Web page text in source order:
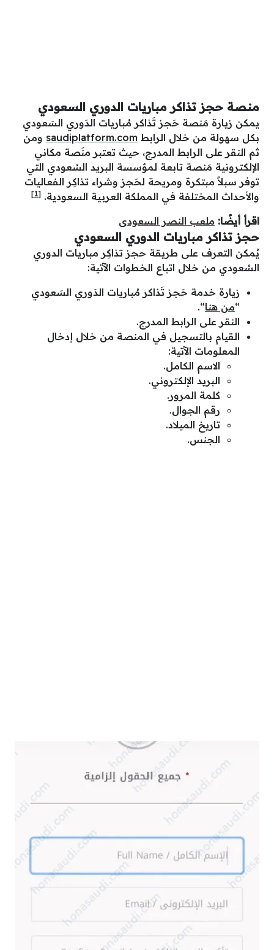
منصة حجز تذاكر مباريات الدوري السعودي
يمكن زيارة مَنصة حَجز تَذاكر مُباريات الدَوري السَعودي
بكل سهولة من خلال الرابط saudiplatform.com ومن
ثم النقر على الرابط المدرج، حيث تعتبر منَصة مكاني
الإلكترونية مَنصة تابعة لمؤسسة البريد السُعودي التي
توفر سبلاً مبتكرة ومريحة لحَجز وشراء تذاكِر الفعاليات
والأحداث المختلفة في المملكة العربية السعودية. [1]
اقرأ أيضًا: ملعب النصر السعودي
حجز تذاكر مباريات الدوري السعودي
يُمكن التعرف على طريقة حجز تذاكِر مباريات الدوري
السُعودي من خلال اتباع الخطوات الآتية:
زيارة خدمة حَجز تَذاكر مُباريات الدَوري السَعودي
“من هنا“.
النقر على الرابط المدرج.
القيام بالتسجيل في المنصة من خلال إدخال
المعلومات الآتية:
الاسم الكامل.
البريد الإلكتروني.
كلمة المرور.
رقم الجوال.
تاريخ الميلاد.
الجنس.